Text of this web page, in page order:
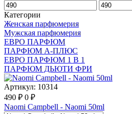
Категории
Женская парфюмерия
Мужская парфюмерия
ЕВРО ПАРФЮМ
ПАРФЮМ А-ПЛЮС
ЕВРО ПАРФЮМ 1 В 1
ПАРФЮМ ДЬЮТИ ФРИ
Артикул: 10314
490 ₽ 0 ₽
Naomi Campbell - Naomi 50ml